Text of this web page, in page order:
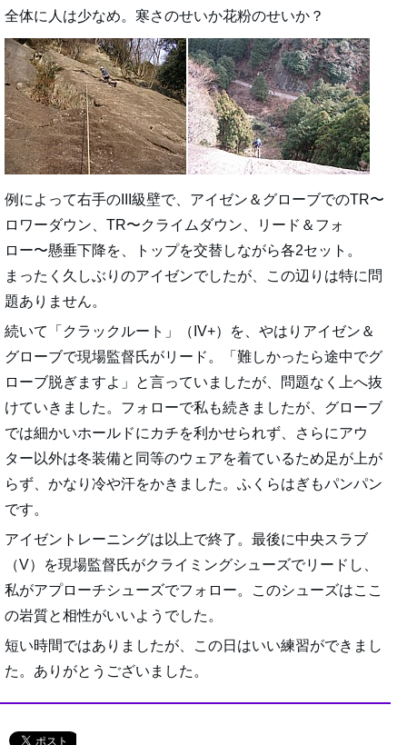
全体に人は少なめ。寒さのせいか花粉のせいか？
例によって右手のIII級壁で、アイゼン＆グローブでのTR〜
ロワーダウン、TR〜クライムダウン、リード＆フォ
ロー〜懸垂下降を、トップを交替しながら各2セット。
まったく久しぶりのアイゼンでしたが、この辺りは特に問
題ありません。
続いて「クラックルート」（IV+）を、やはりアイゼン＆
グローブで現場監督氏がリード。「難しかったら途中でグ
ローブ脱ぎますよ」と言っていましたが、問題なく上へ抜
けていきました。フォローで私も続きましたが、グローブ
では細かいホールドにカチを利かせられず、さらにアウ
ター以外は冬装備と同等のウェアを着ているため足が上が
らず、かなり冷や汗をかきました。ふくらはぎもパンパン
です。
アイゼントレーニングは以上で終了。最後に中央スラブ
（V）を現場監督氏がクライミングシューズでリードし、
私がアプローチシューズでフォロー。このシューズはここ
の岩質と相性がいいようでした。
短い時間ではありましたが、この日はいい練習ができまし
た。ありがとうございました。